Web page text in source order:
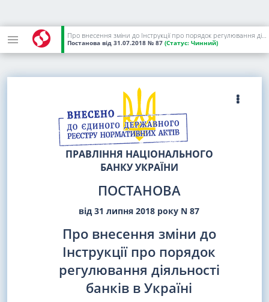
Про внесення зміни до Інструкції про порядок регулювання діяльності банків в Україні
Постанова від 31.07.2018 № 87 (Статус: Чинний)
ПРАВЛІННЯ НАЦІОНАЛЬНОГО
БАНКУ УКРАЇНИ
ПОСТАНОВА
від 31 липня 2018 року N 87
Про внесення зміни до
Інструкції про порядок
регулювання діяльності
банків в Україні